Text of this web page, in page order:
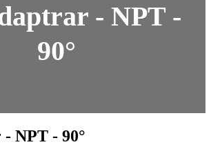
- NPT -
90°
NPT - 90°